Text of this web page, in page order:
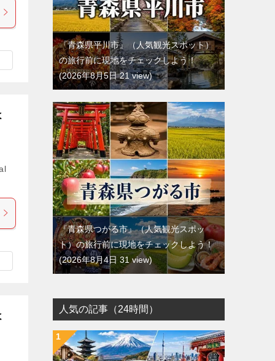
『青森県平川市』（人気観光スポット）
の旅行前に現地をチェックしよう！
2026年8月5日 21 view
『青森県つがる市』（人気観光スポッ
ト）の旅行前に現地をチェックしよう！
2026年8月4日 31 view
人気の記事（24時間）